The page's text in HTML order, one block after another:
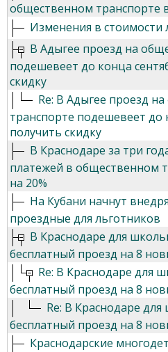
общественном транспорте
Изменения в стоимости
В Адыгее проезд на
подешевеет до конца
скидку
Re: В Адыгее проезд
транспорте подешевеет до
получить скидку
В Краснодаре за три
платежей в общественном
на 20%
На Кубани начнут
проездные для льготников
В Краснодаре для
бесплатный проезд на 8
Re: В Краснодаре для
бесплатный проезд на 8
Re: В Краснодаре
бесплатный проезд на 8
Краснодарские